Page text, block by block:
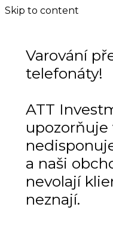
Skip to content
Varování
telefonáty!
ATT
upozorňuje
a naši
nevolají
neznají.